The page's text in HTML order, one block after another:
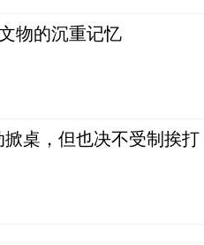
物的沉重记忆
掀桌，但也决不受制挨打